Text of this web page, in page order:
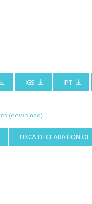
IGS IPT
(download)
UKCA DECLARATION